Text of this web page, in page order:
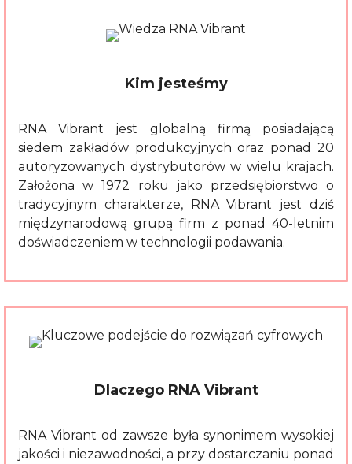
Kim jesteśmy
RNA Vibrant jest globalną firmą posiadającą
siedem zakładów produkcyjnych oraz ponad 20
autoryzowanych dystrybutorów w wielu krajach.
Założona w 1972 roku jako przedsiębiorstwo o
tradycyjnym charakterze, RNA Vibrant jest dziś
międzynarodową grupą firm z ponad 40-letnim
doświadczeniem w technologii podawania.
Dlaczego RNA Vibrant
RNA Vibrant od zawsze była synonimem wysokiej
jakości i niezawodności, a przy dostarczaniu ponad